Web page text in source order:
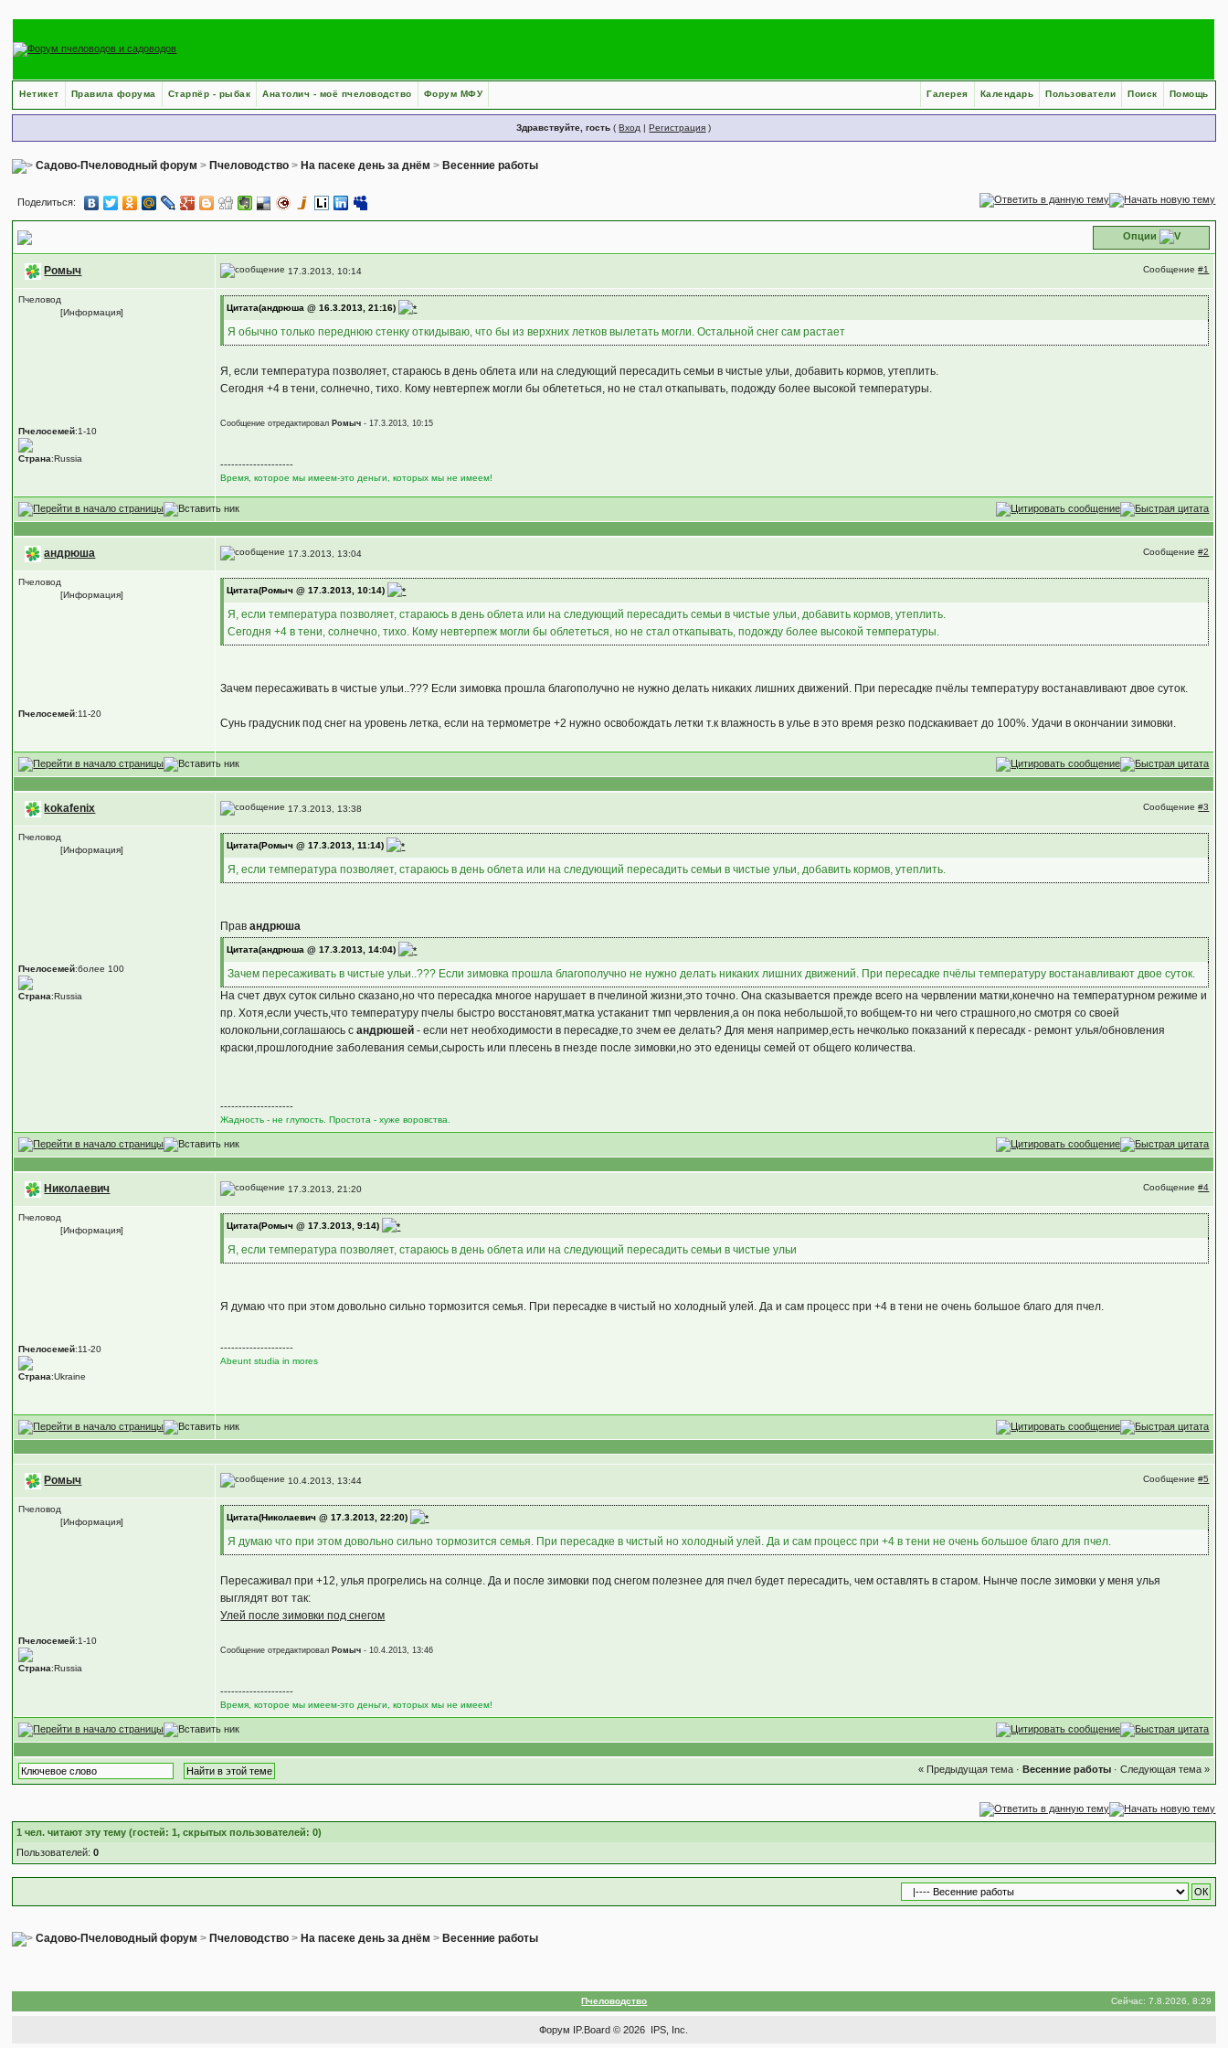
Нетикет Правила форума Старпёр - рыбак Анатолич - моё пчеловодство Форум МФУ Помощь
Поиск
Пользователи
Календарь
Галерея
Здравствуйте, гость (Вход |Регистрация )
Садово-Пчеловодный форум > Пчеловодство > На пасеке день за днём > Весенние работы
Поделиться:
Опции
Ромыч 17.3.2013, 10:14 Сообщение#1
Пчеловод
[Информация]
Пчелосемей:1-10
Страна:Russia
Цитата(андрюша @ 16.3.2013, 21:16)
Я обычно только переднюю стенку откидываю, что бы из верхних летков вылетать могли. Остальной снег сам растает
Я, если температура позволяет, стараюсь в день облета или на следующий пересадить семьи в чистые ульи, добавить кормов, утеплить.
Сегодня +4 в тени, солнечно, тихо. Кому невтерпеж могли бы облететься, но не стал откапывать, подожду более высокой температуры.
Сообщение отредактировал Ромыч - 17.3.2013, 10:15
--------------------
Время, которое мы имеем-это деньги, которых мы не имеем!
андрюша 17.3.2013, 13:04 Сообщение#2
Пчеловод
[Информация]
Пчелосемей:11-20
Цитата(Ромыч @ 17.3.2013, 10:14)
Я, если температура позволяет, стараюсь в день облета или на следующий пересадить семьи в чистые ульи, добавить кормов, утеплить.
Сегодня +4 в тени, солнечно, тихо. Кому невтерпеж могли бы облететься, но не стал откапывать, подожду более высокой температуры.
Зачем пересаживать в чистые ульи..??? Если зимовка прошла благополучно не нужно делать никаких лишних движений. При пересадке пчёлы температуру востанавливают двое суток.
Сунь градусник под снег на уровень летка, если на термометре +2 нужно освобождать летки т.к влажность в улье в это время резко подскакивает до 100%. Удачи в окончании зимовки.
kokafenix 17.3.2013, 13:38 Сообщение#3
Пчеловод
[Информация]
Пчелосемей:более 100
Страна:Russia
Цитата(Ромыч @ 17.3.2013, 11:14)
Я, если температура позволяет, стараюсь в день облета или на следующий пересадить семьи в чистые ульи, добавить кормов, утеплить.
Правандрюша
Цитата(андрюша @ 17.3.2013, 14:04)
Зачем пересаживать в чистые ульи..??? Если зимовка прошла благополучно не нужно делать никаких лишних движений. При пересадке пчёлы температуру востанавливают двое суток.
На счет двух суток сильно сказано,но что пересадка многое нарушает в пчелиной жизни,это точно. Она сказывается прежде всего на червлении матки,конечно на температурном режиме и
пр. Хотя,если учесть,что температуру пчелы быстро восстановят,матка устаканит тмп червления,а он пока небольшой,то вобщем-то ни чего страшного,но смотря со своей
колокольни,соглашаюсь сандрюшей - если нет необходимости в пересадке,то зчем ее делать? Для меня например,есть нечколько показаний к пересадк - ремонт улья/обновления
краски,прошлогодние заболевания семьи,сырость или плесень в гнезде после зимовки,но это еденицы семей от общего количества.
--------------------
Жадность - не глупость. Простота - хуже воровства.
Николаевич 17.3.2013, 21:20 Сообщение#4
Пчеловод
[Информация]
Пчелосемей:11-20
Страна:Ukraine
Цитата(Ромыч @ 17.3.2013, 9:14)
Я, если температура позволяет, стараюсь в день облета или на следующий пересадить семьи в чистые ульи
Я думаю что при этом довольно сильно тормозится семья. При пересадке в чистый но холодный улей. Да и сам процесс при +4 в тени не очень большое благо для пчел.
--------------------
Abeunt studia in mores
Ромыч 10.4.2013, 13:44 Сообщение#5
Пчеловод
[Информация]
Пчелосемей:1-10
Страна:Russia
Цитата(Николаевич @ 17.3.2013, 22:20)
Я думаю что при этом довольно сильно тормозится семья. При пересадке в чистый но холодный улей. Да и сам процесс при +4 в тени не очень большое благо для пчел.
Пересаживал при +12, улья прогрелись на солнце. Да и после зимовки под снегом полезнее для пчел будет пересадить, чем оставлять в старом. Нынче после зимовки у меня улья
выглядят вот так:
Улей после зимовки под снегом
Сообщение отредактировал Ромыч - 10.4.2013, 13:46
--------------------
Время, которое мы имеем-это деньги, которых мы не имеем!
« Предыдущая тема· Весенние работы· Следующая тема »
1 чел. читают эту тему (гостей: 1, скрытых пользователей: 0)
Пользователей:0
Садово-Пчеловодный форум > Пчеловодство > На пасеке день за днём > Весенние работы
Пчеловодство Сейчас: 7.8.2026, 8:29
Форум IP.Board © 2026 IPS, Inc